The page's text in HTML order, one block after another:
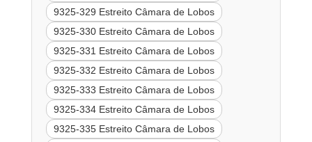
9325-329 Estreito Câmara de Lobos
9325-330 Estreito Câmara de Lobos
9325-331 Estreito Câmara de Lobos
9325-332 Estreito Câmara de Lobos
9325-333 Estreito Câmara de Lobos
9325-334 Estreito Câmara de Lobos
9325-335 Estreito Câmara de Lobos